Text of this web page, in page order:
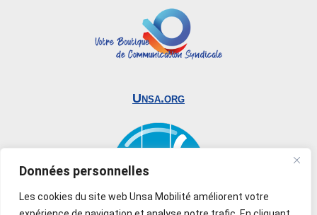
Données personnelles
Les cookies du site web Unsa Mobilité améliorent votre
Unsa.org